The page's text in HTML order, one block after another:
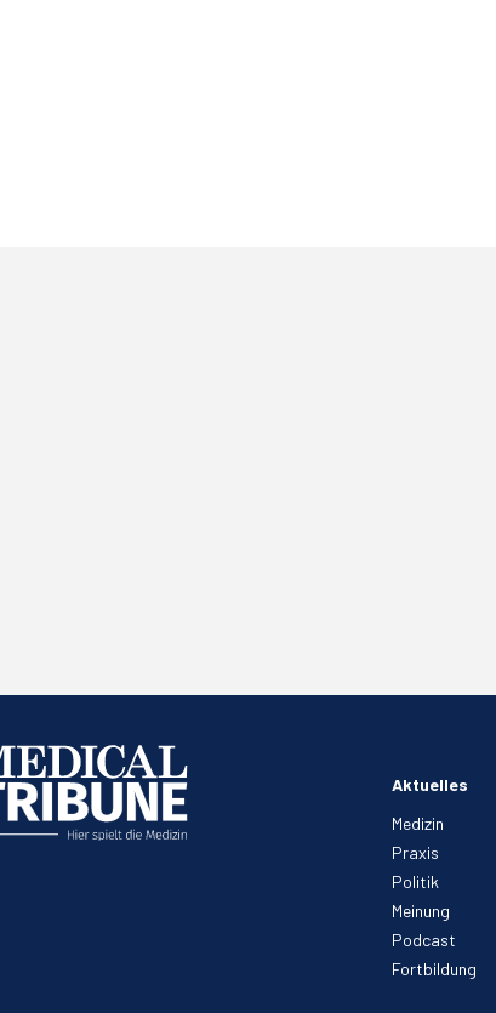
Aktuelles
Medizin
Praxis
Politik
Meinung
Podcast
Fortbildung